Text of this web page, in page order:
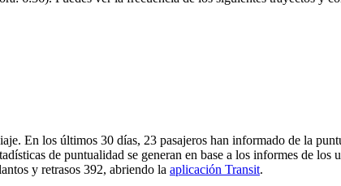
En los últimos 30 días, 23 pasajeros han informado de la
de puntualidad se generan en base a los informes de los
y retrasos 392, abriendo la aplicación Transit.